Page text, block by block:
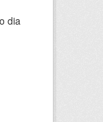
dia